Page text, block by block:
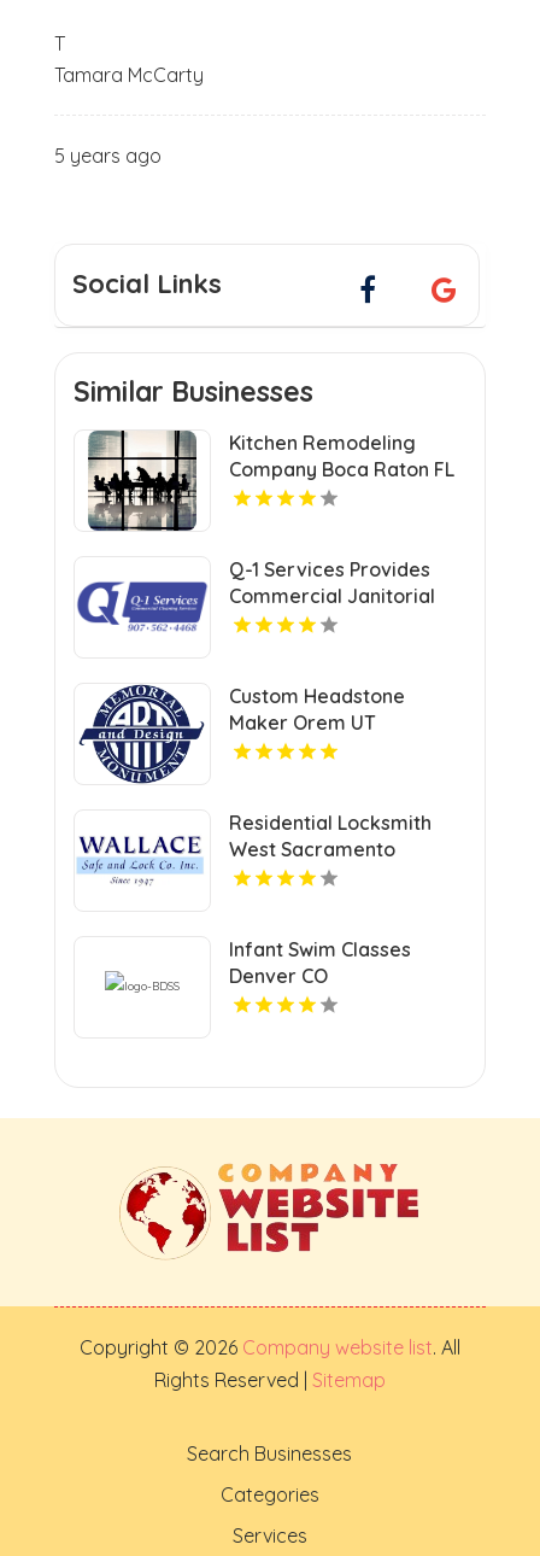
T
Tamara McCarty
5 years ago
Social Links
Similar Businesses
Kitchen Remodeling
Company Boca Raton FL
Q-1 Services Provides
Commercial Janitorial
Services In Anchorage,
Custom Headstone
Maker Orem UT
Residential Locksmith
West Sacramento
Infant Swim Classes
Denver CO
Copyright © 2026 Company website list. All
Rights Reserved | Sitemap
Search Businesses
Categories
Services